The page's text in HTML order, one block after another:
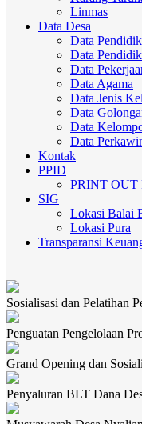
Linmas
Data Desa
Data
Data
Data
Data Agama
Data Jenis
Data
Data
Data
Kontak
PPID
PRINT OUT
SIG
Lokasi Balai
Lokasi Pura
Transparansi
Sosialisasi dan Pelatihan
Penguatan Pengelolaan
Grand Opening dan
Penyaluran BLT Dana